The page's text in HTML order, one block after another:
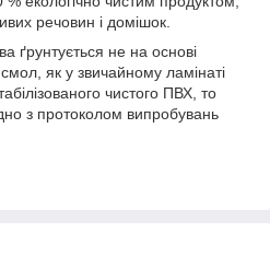
речовин і домішок.
ґрунтується не на основі
як у звичайному ламінаті
чистого ПВХ, то
з протоколом випробувань